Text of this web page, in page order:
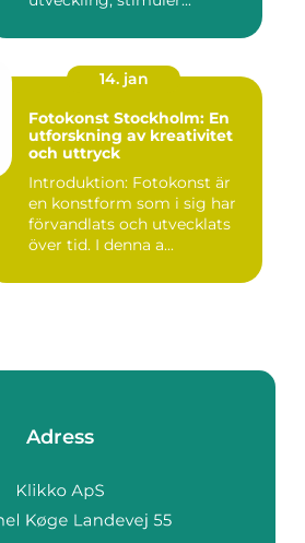
14. jan
Fotokonst Stockholm: En
utforskning av kreativitet
och uttryck
Introduktion: Fotokonst är
en konstform som i sig har
förvandlats och utvecklats
över tid. I denna a...
Adress